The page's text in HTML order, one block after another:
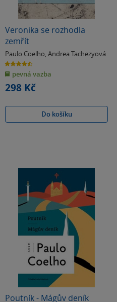
Veronika se rozhodla
zemřít
Paulo Coelho Andrea Tachezyová
4.4
z
5
hvězdiček
pevná vazba
298 Kč
Do košíku
Poutník - Mágův deník